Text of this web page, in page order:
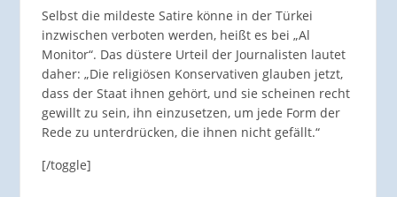
Selbst die mildeste Satire könne in der Türkei
inzwischen verboten werden, heißt es bei „Al
Monitor“. Das düstere Urteil der Journalisten lautet
daher: „Die religiösen Konservativen glauben jetzt,
dass der Staat ihnen gehört, und sie scheinen recht
gewillt zu sein, ihn einzusetzen, um jede Form der
Rede zu unterdrücken, die ihnen nicht gefällt.“
[/toggle]